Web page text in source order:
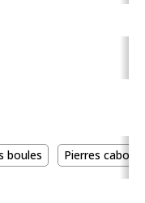
boules Pierres